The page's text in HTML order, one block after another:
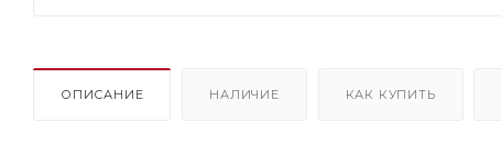
ОПИСАНИЕ НАЛИЧИЕ КАК КУПИТЬ